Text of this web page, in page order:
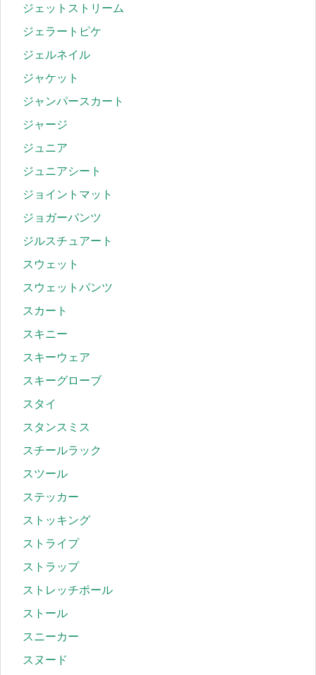
ジェットストリーム
ジェラートピケ
ジェルネイル
ジャケット
ジャンパースカート
ジャージ
ジュニア
ジュニアシート
ジョイントマット
ジョガーパンツ
ジルスチュアート
スウェット
スウェットパンツ
スカート
スキニー
スキーウェア
スキーグローブ
スタイ
スタンスミス
スチールラック
スツール
ステッカー
ストッキング
ストライプ
ストラップ
ストレッチポール
ストール
スニーカー
スヌード